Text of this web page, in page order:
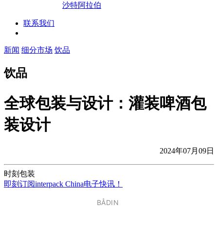
沙特阿拉伯
联系我们
新闻 细分市场 饮品
饮品
全球包装与设计：灌装啤酒包
装设计
2024年07月09日
时刻包装
即刻订阅interpack China电子快讯！
BÅDIN